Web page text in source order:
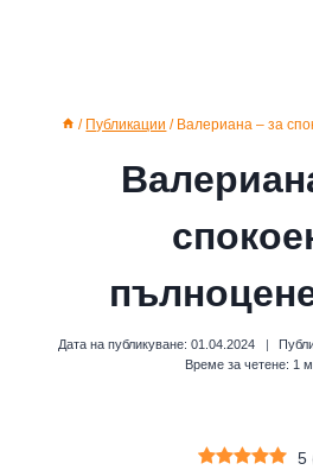
/ Публикации / Валериана – за
Дата на публикуване: 01.04.2024
Време за четене: 1
5